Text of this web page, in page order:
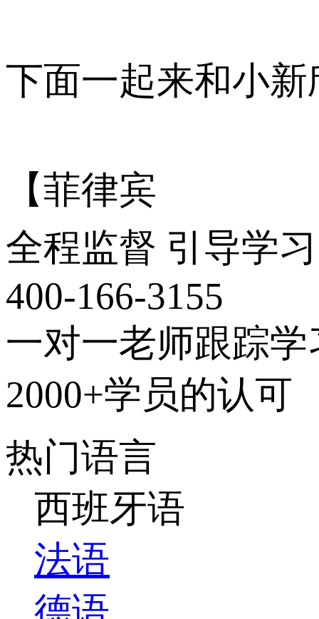
下面一起来和小
【菲律宾
全程监督 引导学习
400-166-3155
一对一老师跟踪学
2000+学员的认可
热门语言
西班牙语
法语